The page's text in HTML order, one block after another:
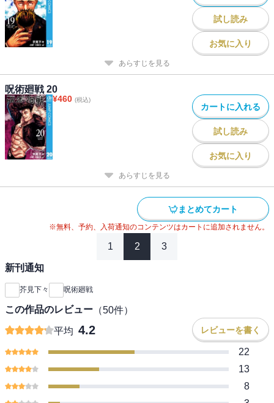
試し読み
お気に入り
あらすじを見る
呪術廻戦 20
¥460 (税込)
カートに入れる
試し読み
お気に入り
あらすじを見る
まとめてカート
※無料、予約、入荷通知のコンテンツはカートに追加されません。
1 2 3
新刊通知
芥見下々 呪術廻戦
この作品のレビュー （50件）
平均 4.2 レビューを書く
22
13
8